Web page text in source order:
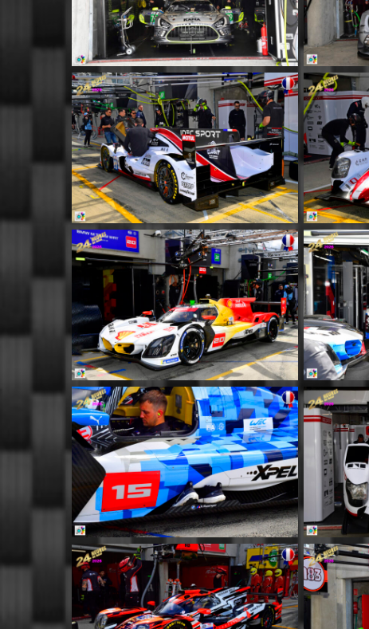
MM037
MM041
MM045
MM049